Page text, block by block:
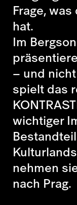
Frage,
hat.
Im
– und
spielt das
wichtiger
nehmen
nach Prag.